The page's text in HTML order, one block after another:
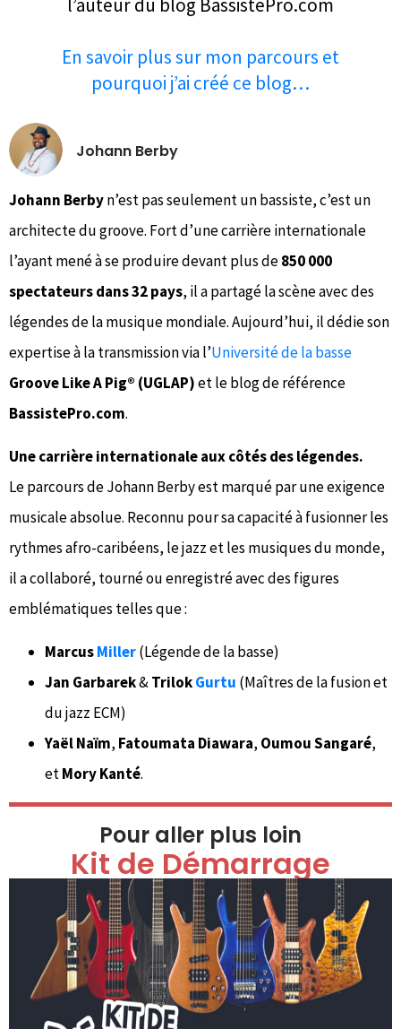
En savoir plus sur mon parcours et
pourquoi j’ai créé ce blog…
Johann Berby
Johann Berbyn’est pas seulement un bassiste, c’est un
architecte du groove. Fort d’une carrière internationale
l’ayant mené à se produire devant plus de850 000
spectateurs dans 32 pays, il a partagé la scène avec des
légendes de la musique mondiale. Aujourd’hui, il dédie son
expertise à la transmission via l’Université de la basse
Groove Like A Pig® (UGLAP)et le blog de référence
BassistePro.com.
Une carrière internationale aux côtés des légendes.
Le parcours de Johann Berby est marqué par une exigence
musicale absolue. Reconnu pour sa capacité à fusionner les
rythmes afro-caribéens, le jazz et les musiques du monde,
il a collaboré, tourné ou enregistré avec des figures
emblématiques telles que :
MarcusMiller(Légende de la basse)
Jan Garbarek&TrilokGurtu (Maîtres de la fusion et
du jazz ECM)
Yaël Naïm, Fatoumata Diawara, Oumou Sangaré,
etMory Kanté.
Pour aller plus loin
Kit de Démarrage